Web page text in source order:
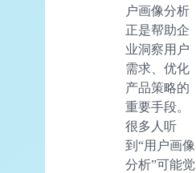
户画像分析
正是帮助企
业洞察用户
需求、优化
产品策略的
重要手段。
很多人听
到“用户画像
分析”可能觉